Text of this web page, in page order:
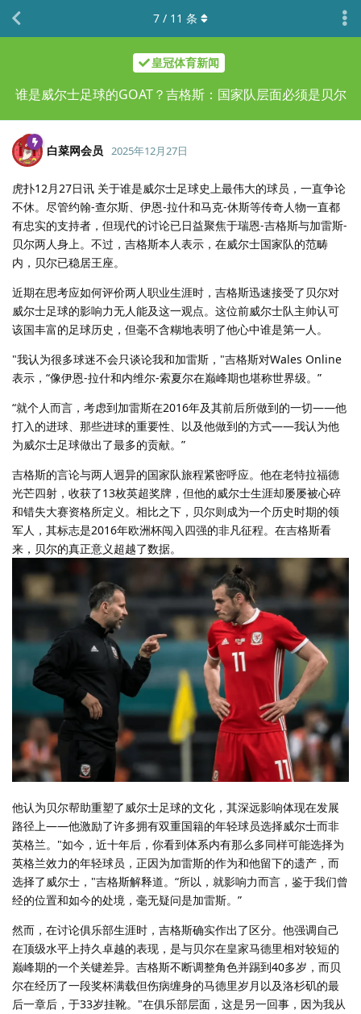
皇冠体育新闻
谁是威尔士足球的GOAT？吉格斯：国家队层面必须是贝尔
7 / 11 条
白菜网会员 2025年12月27日
虎扑12月27日讯 关于谁是威尔士足球史上最伟大的球员，一直争论
不休。尽管约翰-查尔斯、伊恩-拉什和马克-休斯等传奇人物一直都
有忠实的支持者，但现代的讨论已日益聚焦于瑞恩-吉格斯与加雷斯-
贝尔两人身上。不过，吉格斯本人表示，在威尔士国家队的范畴
内，贝尔已稳居王座。
近期在思考应如何评价两人职业生涯时，吉格斯迅速接受了贝尔对
威尔士足球的影响力无人能及这一观点。这位前威尔士队主帅认可
该国丰富的足球历史，但毫不含糊地表明了他心中谁是第一人。
"我认为很多球迷不会只谈论我和加雷斯，"吉格斯对Wales Online
表示，“像伊恩-拉什和内维尔-索夏尔在巅峰期也堪称世界级。”
“就个人而言，考虑到加雷斯在2016年及其前后所做到的一切——他
打入的进球、那些进球的重要性、以及他做到的方式——我认为他
为威尔士足球做出了最多的贡献。”
吉格斯的言论与两人迥异的国家队旅程紧密呼应。他在老特拉福德
光芒四射，收获了13枚英超奖牌，但他的威尔士生涯却屡屡被心碎
和错失大赛资格所定义。相比之下，贝尔则成为一个历史时期的领
军人，其标志是2016年欧洲杯闯入四强的非凡征程。在吉格斯看
来，贝尔的真正意义超越了数据。
他认为贝尔帮助重塑了威尔士足球的文化，其深远影响体现在发展
路径上——他激励了许多拥有双重国籍的年轻球员选择威尔士而非
英格兰。"如今，近十年后，你看到体系内有那么多同样可能选择为
英格兰效力的年轻球员，正因为加雷斯的作为和他留下的遗产，而
选择了威尔士，"吉格斯解释道。“所以，就影响力而言，鉴于我们曾
经的位置和如今的处境，毫无疑问是加雷斯。”
然而，在讨论俱乐部生涯时，吉格斯确实作出了区分。他强调自己
在顶级水平上持久卓越的表现，是与贝尔在皇家马德里相对较短的
巅峰期的一个关键差异。吉格斯不断调整角色并踢到40多岁，而贝
尔在经历了一段奖杯满载但伤病缠身的马德里岁月以及洛杉矶的最
后一章后，于33岁挂靴。"在俱乐部层面，这是另一回事，因为我从